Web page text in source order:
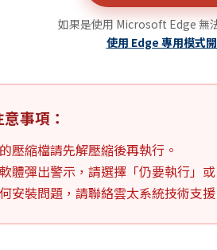
如果是使用 Microsoft Edge 無
使用 Edge 專用模式
事項：
壓縮檔請先解壓縮後再執行。
體彈出警示，請選擇「仍要執行」
安裝問題，請聯絡雲太系統技術支援